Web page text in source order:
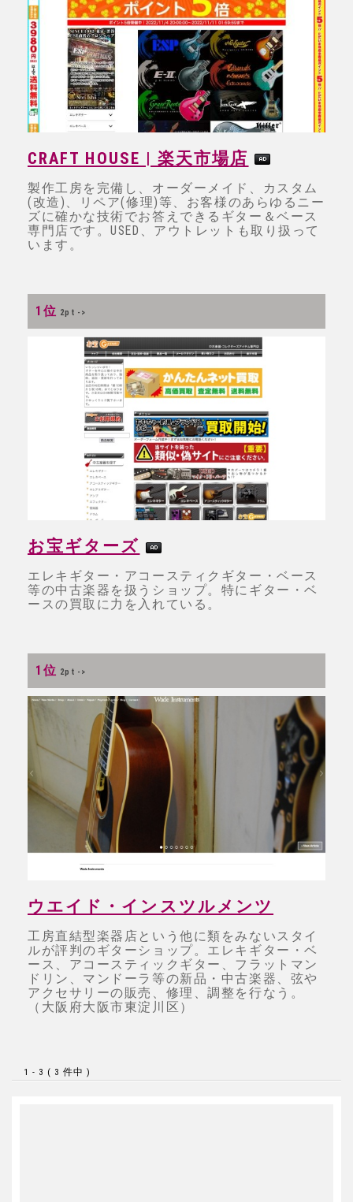
CRAFT HOUSE | 楽天市場店
製作工房を完備し、オーダーメイド、カスタム
(改造)、リペア(修理)等、お客様のあらゆるニー
ズに確かな技術でお答えできるギター＆ベース
専門店です。USED、アウトレットも取り扱って
います。
1位 2pt ->
お宝ギターズ
エレキギター・アコースティクギター・ベース
等の中古楽器を扱うショップ。特にギター・ベ
ースの買取に力を入れている。
1位 2pt ->
ウエイド・インスツルメンツ
工房直結型楽器店という他に類をみないスタイ
ルが評判のギターショップ。エレキギター・ベ
ース、アコースティックギター、フラットマン
ドリン、マンドーラ等の新品・中古楽器、弦や
アクセサリーの販売、修理、調整を行なう。
（大阪府大阪市東淀川区）
1 - 3 ( 3 件中 )